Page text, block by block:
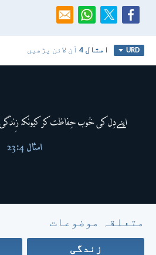
URD امثال 4 آن لائن پڑھیں
متعلقہ موضوعات
زندگی